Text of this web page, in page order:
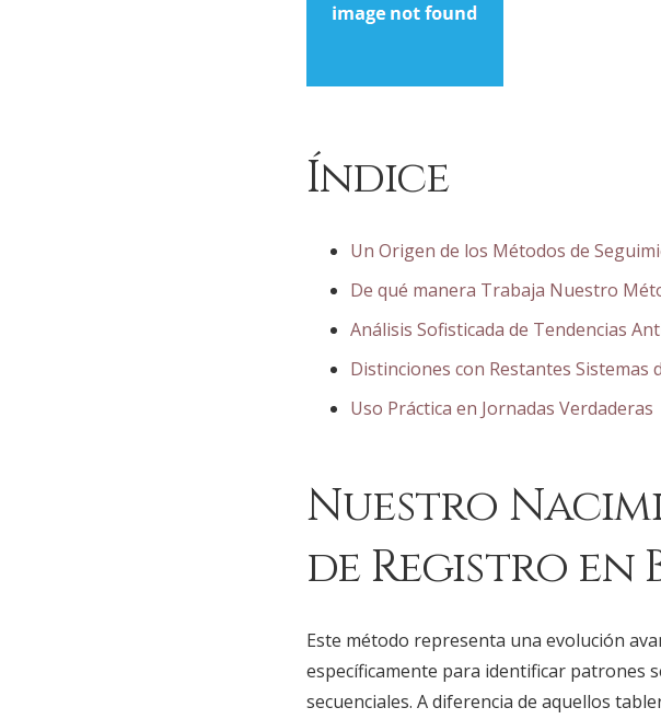
Índice
Un Origen de los Métodos de
De qué manera Trabaja Nuestro
Análisis Sofisticada de Tendencias
Distinciones con Restantes Sistemas
Uso Práctica en Jornadas Verdaderas
Nuestro
de Registro en
Este método representa una evolución
específicamente para identificar patrones
secuenciales. A diferencia de aquellos